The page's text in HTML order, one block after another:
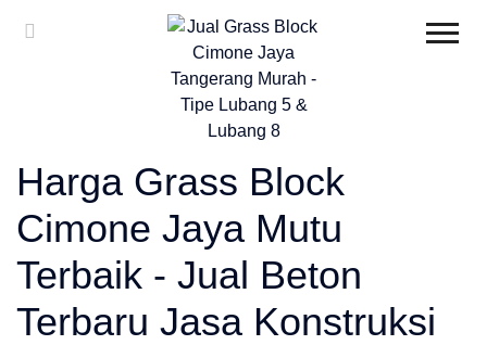
Harga Grass Block
Cimone Jaya Mutu
Terbaik - Jual Beton
Terbaru Jasa Konstruksi